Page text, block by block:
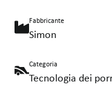
Fabbricante
Simon
Categoria
Tecnologia dei